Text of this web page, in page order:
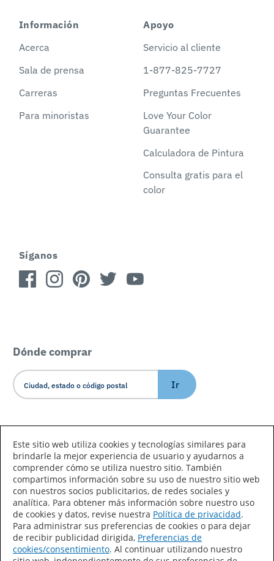
Información
Acerca
Sala de prensa
Carreras
Para minoristas
Apoyo
Servicio al cliente
1-877-825-7727
Preguntas Frecuentes
Love Your Color
Guarantee
Calculadora de Pintura
Consulta gratis para el
color
Síganos
Dónde comprar
Ir
Declaración de accesibilidad
Mapa del sitio
Términos de uso
Privacidad
Este sitio web utiliza cookies y tecnologías similares para
brindarle la mejor experiencia de usuario y ayudarnos a
comprender cómo se utiliza nuestro sitio. También
compartimos información sobre su uso de nuestro sitio web
con nuestros socios publicitarios, de redes sociales y
analítica. Para obtener más información sobre nuestro uso
de cookies y datos, revise nuestra Política de privacidad.
Para administrar sus preferencias de cookies o para dejar
de recibir publicidad dirigida, Preferencias de
cookies/consentimiento. Al continuar utilizando nuestro